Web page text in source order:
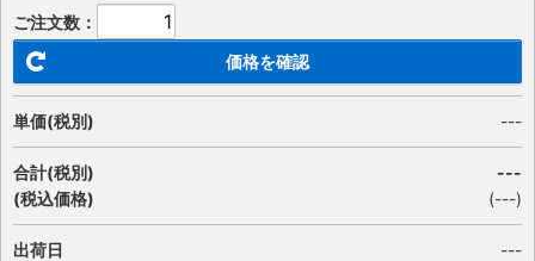
ご注文数：
価格を確認
単価(税別) ---
合計(税別)
(税込価格)
---
(---)
出荷日
---